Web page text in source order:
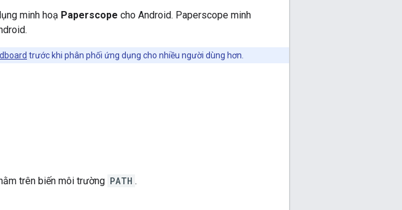
minh hoạ Paperscope cho Android. Paperscope minh
trước khi phân phối ứng dụng cho nhiều người dùng hơn.
trên biến môi trường PATH .